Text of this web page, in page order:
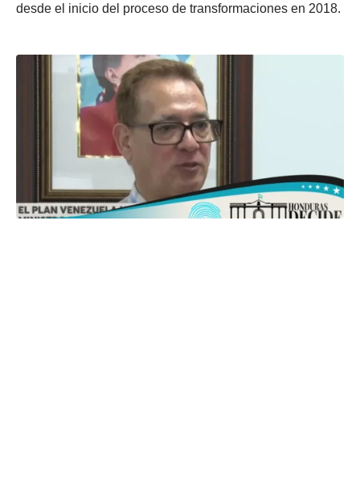
desde el inicio del proceso de transformaciones en 2018.